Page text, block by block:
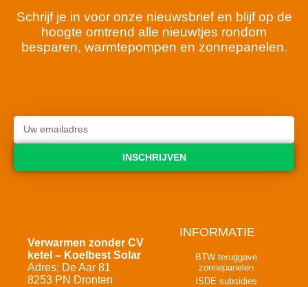
Schrijf je in voor onze nieuwsbrief en blijf op de
hoogte omtrend alle nieuwtjes rondom
besparen, warmtepompen en zonnepanelen.
INSCHRIJVEN
Verwarmen zonder CV
ketel – Koelbest Solar
Adres: De Aar 81
8253 PN Dronten
INFORMATIE
BTW teruggave
zonnepanelen
ISDE subsidies